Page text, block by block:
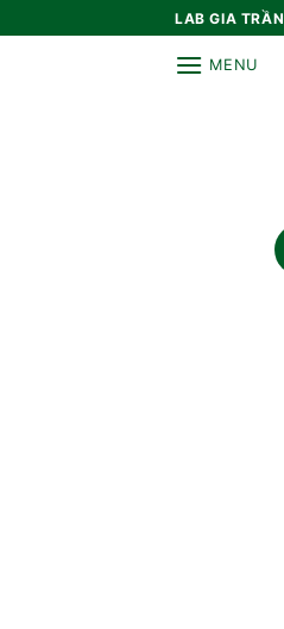
qua
LAB GIA TRẦN
MENU